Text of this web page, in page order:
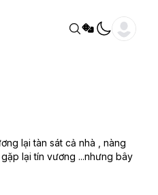
lại tàn sát cả nhà , nàng
lại tín vương ...nhưng bây